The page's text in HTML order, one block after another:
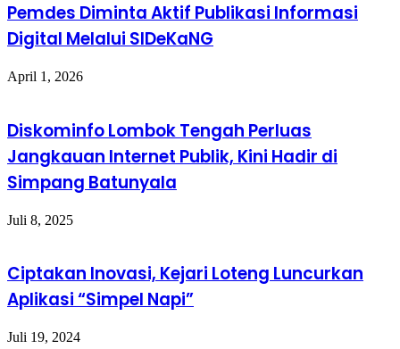
Pemdes Diminta Aktif Publikasi Informasi
Digital Melalui SIDeKaNG
April 1, 2026
Diskominfo Lombok Tengah Perluas
Jangkauan Internet Publik, Kini Hadir di
Simpang Batunyala
Juli 8, 2025
Ciptakan Inovasi, Kejari Loteng Luncurkan
Aplikasi “Simpel Napi”
Juli 19, 2024